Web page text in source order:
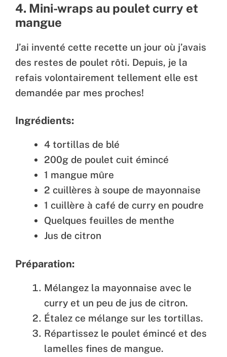
4. Mini-wraps au poulet curry et
mangue
J’ai inventé cette recette un jour où j’avais
des restes de poulet rôti. Depuis, je la
refais volontairement tellement elle est
demandée par mes proches!
Ingrédients:
4 tortillas de blé
200g de poulet cuit émincé
1 mangue mûre
2 cuillères à soupe de mayonnaise
1 cuillère à café de curry en poudre
Quelques feuilles de menthe
Jus de citron
Préparation:
Mélangez la mayonnaise avec le
curry et un peu de jus de citron.
Étalez ce mélange sur les tortillas.
Répartissez le poulet émincé et des
lamelles fines de mangue.